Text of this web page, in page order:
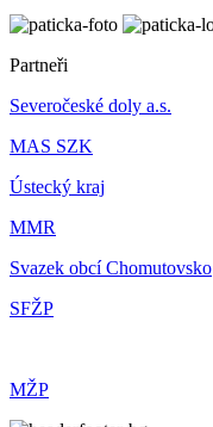
Partneři
Severočeské doly a.s.
MAS SZK
Ústecký kraj
MMR
Svazek obcí Chomutovsko
SFŽP
MŽP